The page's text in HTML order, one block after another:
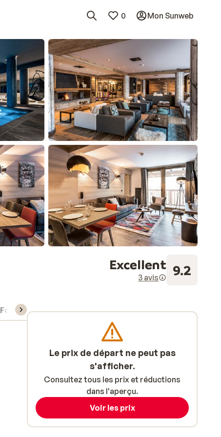
0 Mon Sunweb
Excellent
3 avis 9.2
Forfait, cours et matériel de ski
Le prix de départ ne peut pas
s'afficher.
Consultez tous les prix et réductions
dans l'aperçu.
Voir les prix